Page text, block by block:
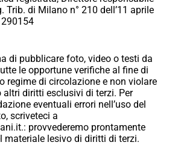
Trib. di Milano n° 210 dell’11 aprile
di pubblicare foto, video o testi da
le opportune verifiche al fine di
regime di circolazione e non violare
altri diritti esclusivi di terzi. Per
eventuali errori nell’uso del
scriveteci a
provvederemo prontamente
materiale lesivo di diritti di terzi.